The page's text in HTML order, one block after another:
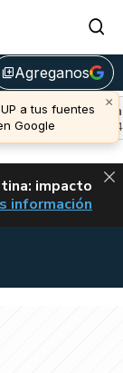
library_addAgreganos
×
a tus fuentes
Google
Avalanche
impacto
ACT EN
información